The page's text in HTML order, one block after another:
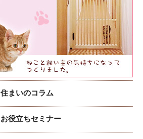
住まいのコラム
お役立ちセミナー